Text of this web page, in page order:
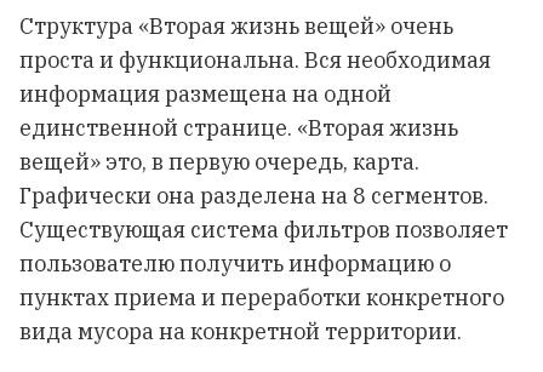
Структура «Вторая жизнь вещей» очень
проста и функциональна. Вся необходимая
информация размещена на одной
единственной странице. «Вторая жизнь
вещей» это, в первую очередь, карта.
Графически она разделена на 8 сегментов.
Существующая система фильтров позволяет
пользователю получить информацию о
пунктах приема и переработки конкретного
вида мусора на конкретной территории.